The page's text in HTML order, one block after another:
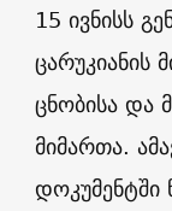
15 ივნისს
ცნობისა და
მიმართა.
დოკუმენტში